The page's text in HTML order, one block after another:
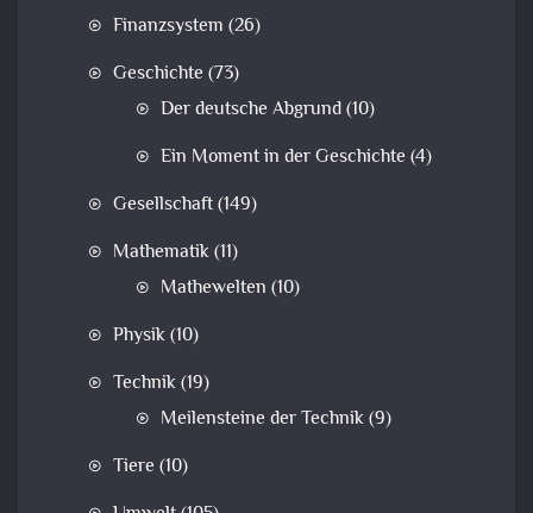
Finanzsystem (26)
Geschichte (73)
Der deutsche Abgrund(10)
Ein Moment in der Geschichte (4)
Gesellschaft(149)
Mathematik(11)
Mathewelten (10)
Physik(10)
Technik(19)
Meilensteine der Technik(9)
Tiere (10)